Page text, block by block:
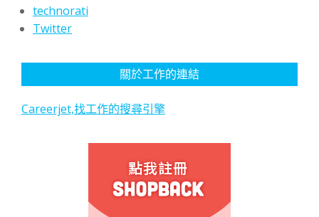
technorati
Twitter
關於工作的連結
Careerjet,找工作的搜尋引擎